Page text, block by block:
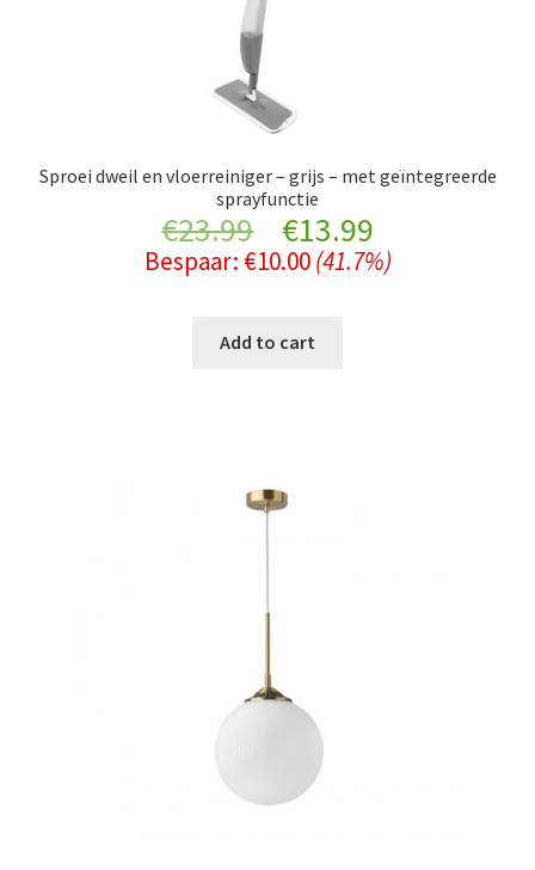
Sproei dweil en vloerreiniger – grijs – met geïntegreerde
sprayfunctie
€23.99
Original
price
was:
€13.99Current
price
Bespaar: €10.00 (41.7%)
Add to cart